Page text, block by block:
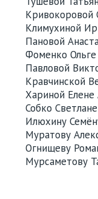
Кривокоровой
Климухиной
Пановой
Фоменко
Павловой
Кравчинской
Хариной Елене
Собко
Илюхину
Муратову
Огнищеву
Мурсаметову